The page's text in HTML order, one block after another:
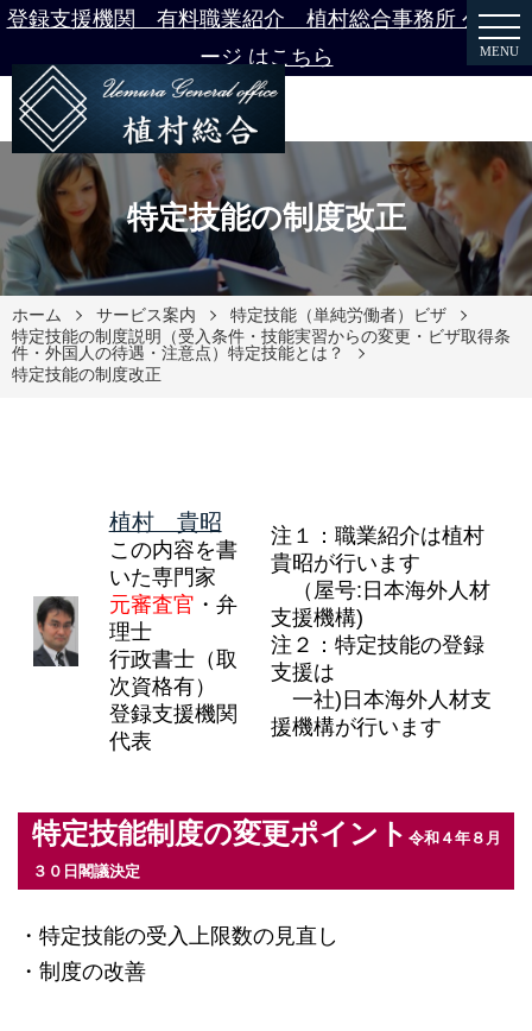
登録支援機関 有料職業紹介 植村総合事務所 公式ペ
ージ はこちら
MENU
特定技能の制度改正
ホーム サービス案内
特定技能（単純労働者）ビザ
特定技能の制度説明（受入条件・技能実習からの変更・ビザ取得条
件・外国人の待遇・注意点）特定技能とは？
特定技能の制度改正
植村 貴昭
この内容を書
いた専門家
元審査官 ・弁
理士
行政書士（取
次資格有）
登録支援機関
代表
注１：職業紹介は植村
貴昭が行います
（屋号:日本海外人材
支援機構)
注２：特定技能の登録
支援は
一社)日本海外人材支
援機構が行います
特定技能制度の変更ポイント 令和４年８月
３０日閣議決定
・特定技能の受入上限数の見直し
・制度の改善